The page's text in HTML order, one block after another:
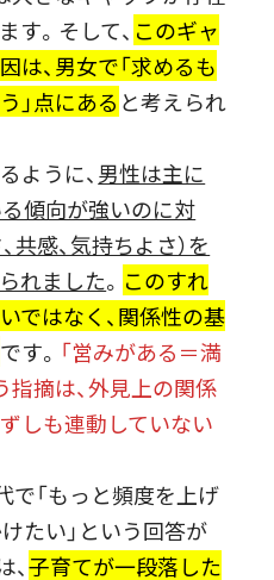
す。そして、 このギャ
は、男女で「求めるも
」点にある と考えられ
ように、 男性は主に
る傾向が強いのに対
共感、気持ちよさ）を
れました。 このすれ
ではなく、関係性の基
です。 「営みがある＝満
指摘は、外見上の関係
しも連動していない
で「もっと頻度を上げ
たい」という回答が
、子育てが一段落した